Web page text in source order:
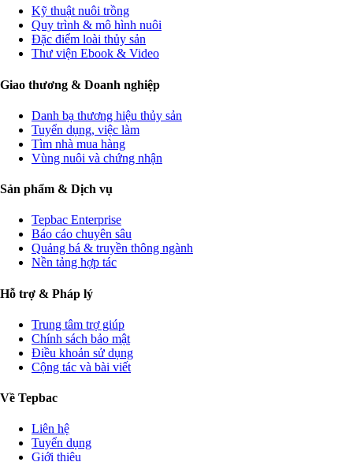
Kỹ thuật nuôi trồng
Quy trình & mô hình nuôi
Đặc điểm loài thủy sản
Thư viện Ebook & Video
Giao thương & Doanh nghiệp
Danh bạ thương hiệu thủy sản
Tuyển dụng, việc làm
Tìm nhà mua hàng
Vùng nuôi và chứng nhận
Sản phẩm & Dịch vụ
Tepbac Enterprise
Báo cáo chuyên sâu
Quảng bá & truyền thông ngành
Nền tảng hợp tác
Hỗ trợ & Pháp lý
Trung tâm trợ giúp
Chính sách bảo mật
Điều khoản sử dụng
Cộng tác và bài viết
Về Tepbac
Liên hệ
Tuyển dụng
Giới thiệu